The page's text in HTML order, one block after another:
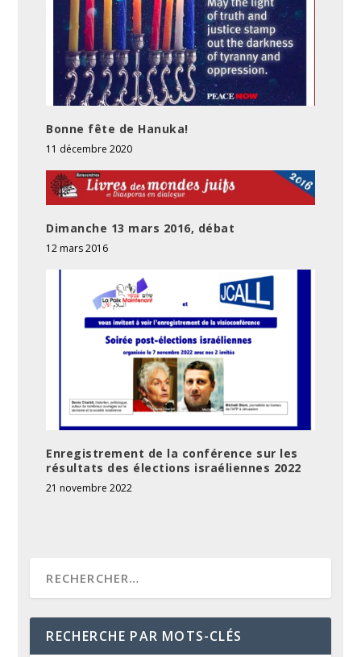
Bonne fête de Hanuka!
11 décembre 2020
Dimanche 13 mars 2016, débat
12 mars 2016
Enregistrement de la conférence sur les
résultats des élections israéliennes 2022
21 novembre 2022
RECHERCHE PAR MOTS-CLÉS